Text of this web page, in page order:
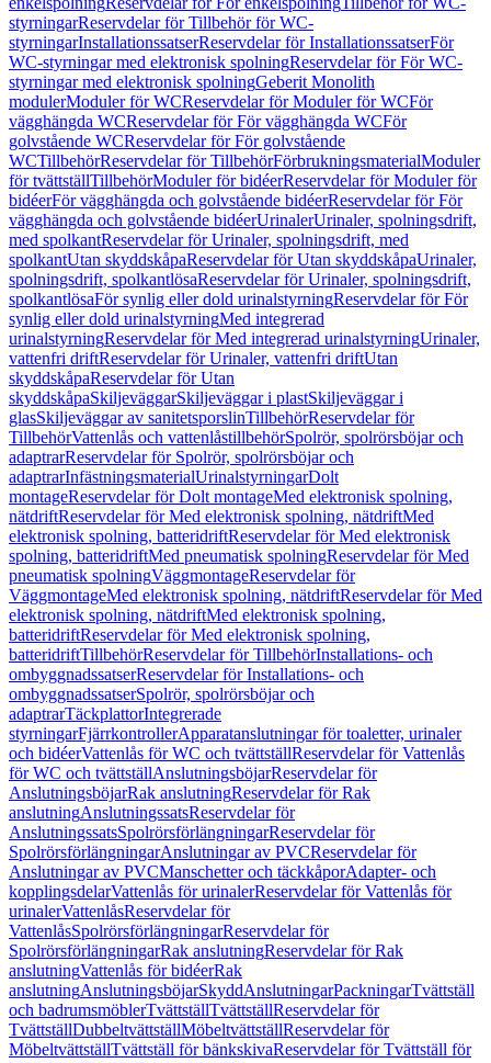
styrningarReservdelar för Tillbehör för WC-
styrningarInstallationssatserReservdelar för InstallationssatserFör
WC-styrningar med elektronisk spolningReservdelar för För WC-
styrningar med elektronisk spolningGeberit Monolith
modulerModuler för WCReservdelar för Moduler för WCFör
vägghängda WCReservdelar för För vägghängda WCFör
golvstående WCReservdelar för För golvstående
WCTillbehörReservdelar för TillbehörFörbrukningsmaterialModuler
för tvättställTillbehörModuler för bidéerReservdelar för Moduler för
bidéerFör vägghängda och golvstående bidéerReservdelar för För
vägghängda och golvstående bidéerUrinalerUrinaler, spolningsdrift,
med spolkantReservdelar för Urinaler, spolningsdrift, med
spolkantUtan skyddskåpaReservdelar för Utan skyddskåpaUrinaler,
spolningsdrift, spolkantlösaReservdelar för Urinaler, spolningsdrift,
spolkantlösaFör synlig eller dold urinalstyrningReservdelar för För
synlig eller dold urinalstyrningMed integrerad
urinalstyrningReservdelar för Med integrerad urinalstyrningUrinaler,
vattenfri driftReservdelar för Urinaler, vattenfri driftUtan
skyddskåpaReservdelar för Utan
skyddskåpaSkiljeväggarSkiljeväggar i plastSkiljeväggar i
glasSkiljeväggar av sanitetsporslinTillbehörReservdelar för
TillbehörVattenlås och vattenlåstillbehörSpolrör, spolrörsböjar och
adaptrarReservdelar för Spolrör, spolrörsböjar och
adaptrarInfästningsmaterialUrinalstyrningarDolt
montageReservdelar för Dolt montageMed elektronisk spolning,
nätdriftReservdelar för Med elektronisk spolning, nätdriftMed
elektronisk spolning, batteridriftReservdelar för Med elektronisk
spolning, batteridriftMed pneumatisk spolningReservdelar för Med
pneumatisk spolningVäggmontageReservdelar för
VäggmontageMed elektronisk spolning, nätdriftReservdelar för Med
elektronisk spolning, nätdriftMed elektronisk spolning,
batteridriftReservdelar för Med elektronisk spolning,
batteridriftTillbehörReservdelar för TillbehörInstallations- och
ombyggnadssatserReservdelar för Installations- och
ombyggnadssatserSpolrör, spolrörsböjar och
adaptrarTäckplattorIntegrerade
styrningarFjärrkontrollerApparatanslutningar för toaletter, urinaler
och bidéerVattenlås för WC och tvättställReservdelar för Vattenlås
för WC och tvättställAnslutningsböjarReservdelar för
AnslutningsböjarRak anslutningReservdelar för Rak
anslutningAnslutningssatsReservdelar för
AnslutningssatsSpolrörsförlängningarReservdelar för
SpolrörsförlängningarAnslutningar av PVCReservdelar för
Anslutningar av PVCManschetter och täckkåporAdapter- och
kopplingsdelarVattenlås för urinalerReservdelar för Vattenlås för
urinalerVattenlåsReservdelar för
VattenlåsSpolrörsförlängningarReservdelar för
SpolrörsförlängningarRak anslutningReservdelar för Rak
anslutningVattenlås för bidéerRak
anslutningAnslutningsböjarSkyddAnslutningarPackningarTvättställ
och badrumsmöblerTvättställTvättställReservdelar för
TvättställDubbeltvättställMöbeltvättställReservdelar för
MöbeltvättställTvättställ för bänkskivaReservdelar för Tvättställ för